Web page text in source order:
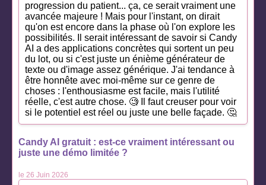
progression du patient... ça, ce serait vraiment une
avancée majeure ! Mais pour l'instant, on dirait
qu'on est encore dans la phase où l'on explore les
possibilités. Il serait intéressant de savoir si Candy
AI a des applications concrètes qui sortent un peu
du lot, ou si c'est juste un énième générateur de
texte ou d'image assez générique. J'ai tendance à
être honnête avec moi-même sur ce genre de
choses : l'enthousiasme est facile, mais l'utilité
réelle, c'est autre chose. 🧐 Il faut creuser pour voir
si le potentiel est réel ou juste une belle façade. 🤔
Candy AI gratuit : est-ce vraiment intéressant ou
juste une démo limitée ?
le 26 Juin 2026